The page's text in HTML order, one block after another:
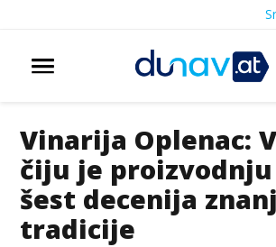
Vinarija Oplenac:
čiju je
šest decenija
tradicije